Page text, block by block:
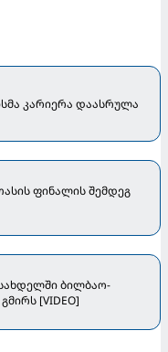
კარიერა დაასრულა
ფინალის შემდეგ
ბილბაო-
[VIDEO]